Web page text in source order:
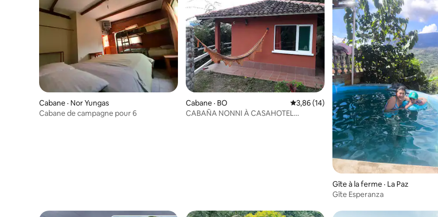
Cabane · Nor Yungas
Cabane de campagne pour 6
Cabane · BO Note moyenne de 3,86 sur 5, 14
3,86 (14)
CABAÑA NONNI À CASAHOTEL
Gîte à la ferme · La Paz
Gîte Esperanza